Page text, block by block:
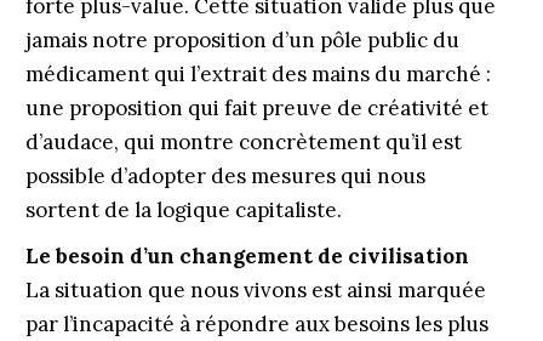
forte plus-value. Cette situation valide plus que
jamais notre proposition d’un pôle public du
médicament qui l’extrait des mains du marché :
une proposition qui fait preuve de créativité et
d’audace, qui montre concrètement qu’il est
possible d’adopter des mesures qui nous
sortent de la logique capitaliste.
Le besoin d’un changement de civilisation
La situation que nous vivons est ainsi marquée
par l’incapacité à répondre aux besoins les plus